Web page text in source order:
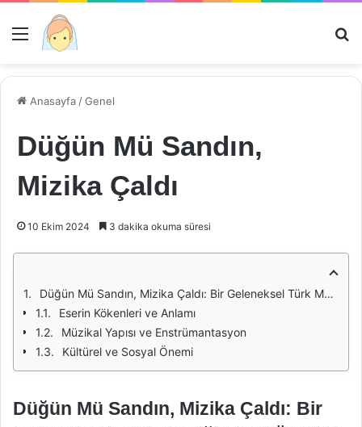
Menü
Anasayfa /Genel
Düğün Mü Sandın,
Mizika Çaldı
10 Ekim 2024 3 dakika okuma süresi
Düğün Mü Sandın, Mizika Çaldı: Bir Geleneksel Türk Müziği Eseri Üzerine Derin Bir Bakış
Eserin Kökenleri ve Anlamı
Müzikal Yapısı ve Enstrümantasyon
Kültürel ve Sosyal Önemi
Düğün Mü Sandın, Mizika Çaldı: Bir